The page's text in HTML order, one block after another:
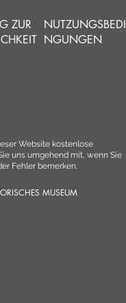
ZUR
NUTZUNGSBEDI
NGUNGEN
Website kostenlose
uns umgehend mit, wenn Sie
Fehler bemerken.
MUSEUM